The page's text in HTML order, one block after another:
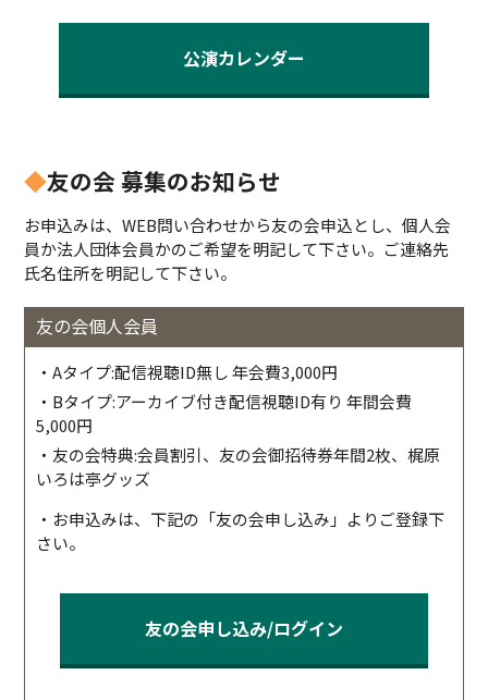
公演カレンダー
◆友の会 募集のお知らせ
お申込みは、WEB問い合わせから友の会申込とし、個人会
員か法人団体会員かのご希望を明記して下さい。ご連絡先
氏名住所を明記して下さい。
友の会個人会員
・Aタイプ:配信視聴ID無し 年会費3,000円
・Bタイプ:アーカイブ付き配信視聴ID有り 年間会費
5,000円
・友の会特典:会員割引、友の会御招待券年間2枚、梶原
いろは亭グッズ
・お申込みは、下記の「友の会申し込み」よりご登録下
さい。
友の会申し込み/ログイン